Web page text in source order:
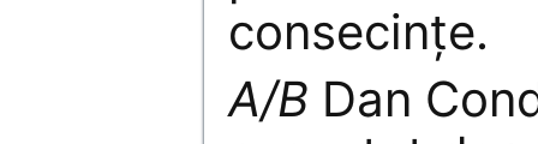
consecințe.
A/B Dan